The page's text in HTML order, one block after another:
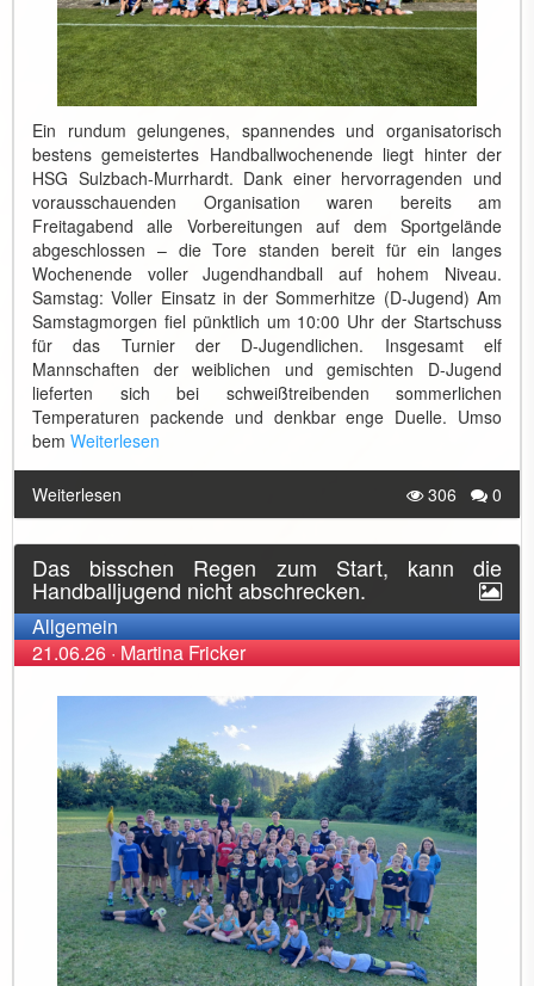
Ein rundum gelungenes, spannendes und organisatorisch
bestens gemeistertes Handballwochenende liegt hinter der
HSG Sulzbach-Murrhardt. Dank einer hervorragenden und
vorausschauenden Organisation waren bereits am
Freitagabend alle Vorbereitungen auf dem Sportgelände
abgeschlossen – die Tore standen bereit für ein langes
Wochenende voller Jugendhandball auf hohem Niveau.
Samstag: Voller Einsatz in der Sommerhitze (D-Jugend) Am
Samstagmorgen fiel pünktlich um 10:00 Uhr der Startschuss
für das Turnier der D-Jugendlichen. Insgesamt elf
Mannschaften der weiblichen und gemischten D-Jugend
lieferten sich bei schweißtreibenden sommerlichen
Temperaturen packende und denkbar enge Duelle. Umso
bem Weiterlesen
Weiterlesen 306 0
Das bisschen Regen zum Start, kann die
Handballjugend nicht abschrecken.
Allgemein
21.06.26·Martina Fricker